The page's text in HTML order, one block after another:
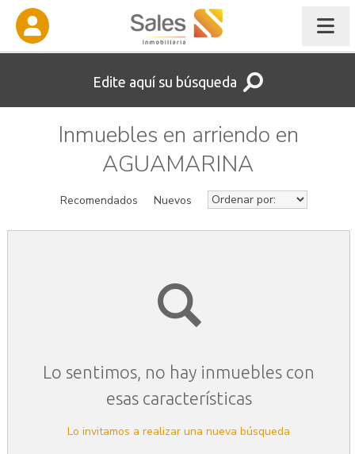
Edite aquí su búsqueda
Inmuebles en arriendo en
AGUAMARINA
Recomendados Nuevos
Lo sentimos, no hay inmuebles con
esas características
Lo invitamos a realizar una nueva búsqueda